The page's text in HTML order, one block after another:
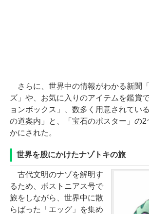
さらに、世界中の情報がわかる新聞
ズ」や、お気に入りのアイテムを鑑賞
ョンボックス」、数多く用意されてい
の道案内」と、「宝石のポスター」の2
かにされた。
世界を股にかけたナゾトキの旅
古代文明のナゾを解明す
るため、ボストニアス号で
旅をしながら、世界中に散
らばった「エッグ」を集め